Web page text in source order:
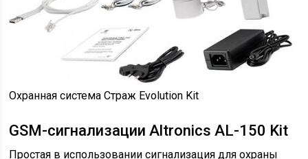
Охранная система Страж Evolution Kit
GSM-сигнализации Altronics AL-150 Kit
Простая в использовании сигнализация для охраны